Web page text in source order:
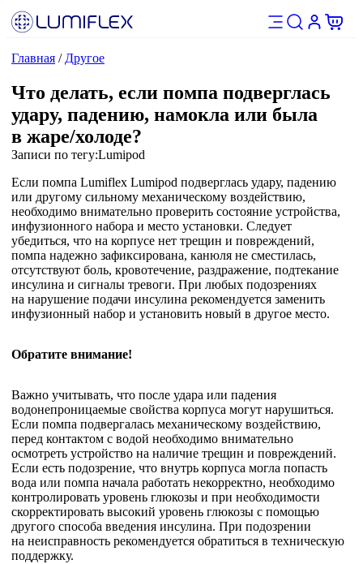
Главная / Другое
Что делать, если помпа подверглась
удару, падению, намокла или была
в жаре/холоде?
Записи по тегу:Lumipod
Если помпа Lumiflex Lumipod подверглась удару, падению
или другому сильному механическому воздействию,
необходимо внимательно проверить состояние устройства,
инфузионного набора и место установки. Следует
убедиться, что на корпусе нет трещин и повреждений,
помпа надежно зафиксирована, канюля не сместилась,
отсутствуют боль, кровотечение, раздражение, подтекание
инсулина и сигналы тревоги. При любых подозрениях
на нарушение подачи инсулина рекомендуется заменить
инфузионный набор и установить новый в другое место.
Обратите внимание!
Важно учитывать, что после удара или падения
водонепроницаемые свойства корпуса могут нарушиться.
Если помпа подвергалась механическому воздействию,
перед контактом с водой необходимо внимательно
осмотреть устройство на наличие трещин и повреждений.
Если есть подозрение, что внутрь корпуса могла попасть
вода или помпа начала работать некорректно, необходимо
контролировать уровень глюкозы и при необходимости
скорректировать высокий уровень глюкозы с помощью
другого способа введения инсулина. При подозрении
на неисправность рекомендуется обратиться в техническую
поддержку.